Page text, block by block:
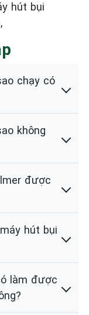
hút bụi
,
chạy có
không
được
hút bụi
làm được